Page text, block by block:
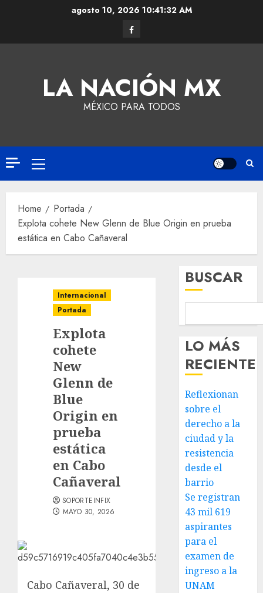
agosto 10, 2026 10:41:33 AM
LA NACIÓN MX
MÉXICO PARA TODOS
Home
Portada
Explota cohete New Glenn de Blue Origin en prueba
estática en Cabo Cañaveral
Internacional
Portada
Explota
cohete
New
Glenn de
Blue
Origin en
prueba
estática
en Cabo
Cañaveral
SOPORTEINFIX
MAYO 30, 2026
Cabo Cañaveral, 30 de
BUSCAR
LO MÁS
RECIENTE
Reflexionan
sobre el
derecho a la
ciudad y la
resistencia
desde el
barrio
Se registran
43 mil 619
aspirantes
para el
examen de
ingreso a la
UNAM